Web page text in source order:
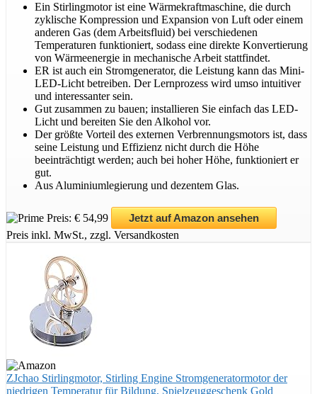
Ein Stirlingmotor ist eine Wärmekraftmaschine, die durch
zyklische Kompression und Expansion von Luft oder einem
anderen Gas (dem Arbeitsfluid) bei verschiedenen
Temperaturen funktioniert, sodass eine direkte Konvertierung
von Wärmeenergie in mechanische Arbeit stattfindet.
ER ist auch ein Stromgenerator, die Leistung kann das Mini-
LED-Licht betreiben. Der Lernprozess wird umso intuitiver
und interessanter sein.
Gut zusammen zu bauen; installieren Sie einfach das LED-
Licht und bereiten Sie den Alkohol vor.
Der größte Vorteil des externen Verbrennungsmotors ist, dass
seine Leistung und Effizienz nicht durch die Höhe
beeinträchtigt werden; auch bei hoher Höhe, funktioniert er
gut.
Aus Aluminiumlegierung und dezentem Glas.
Preis: € 54,99
Jetzt auf Amazon ansehen
Preis inkl. MwSt., zzgl. Versandkosten
ZJchao Stirlingmotor, Stirling Engine Stromgeneratormotor der
niedrigen Temperatur für Bildung, Spielzeuggeschenk Gold